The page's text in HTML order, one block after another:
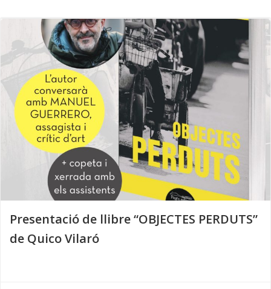
to
content
Presentació de llibre “OBJECTES PERDUTS”
de Quico Vilaró